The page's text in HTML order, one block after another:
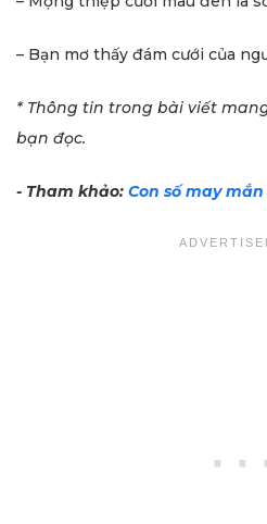
– Bạn mơ thấy đám cưới của
* Thông tin trong bài viết
bạn đọc.
- Tham khảo: Con số may